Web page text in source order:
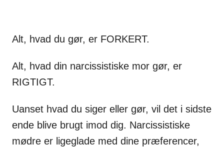
Alt, hvad du gør, er FORKERT.
Alt, hvad din narcissistiske mor gør, er
RIGTIGT.
Uanset hvad du siger eller gør, vil det i sidste
ende blive brugt imod dig. Narcissistiske
mødre er ligeglade med dine præferencer,